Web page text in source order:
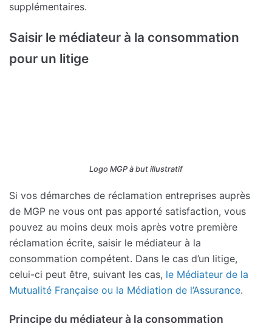
supplémentaires.
Saisir le médiateur à la consommation
pour un litige
Logo MGP à but illustratif
Si vos démarches de réclamation entreprises auprès
de MGP ne vous ont pas apporté satisfaction, vous
pouvez au moins deux mois après votre première
réclamation écrite, saisir le médiateur à la
consommation compétent. Dans le cas d’un litige,
celui-ci peut être, suivant les cas, le Médiateur de la
Mutualité Française ou la Médiation de l’Assurance.
Principe du médiateur à la consommation